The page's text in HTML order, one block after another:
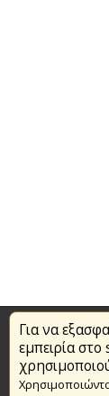
Για να
εμπειρία
Το